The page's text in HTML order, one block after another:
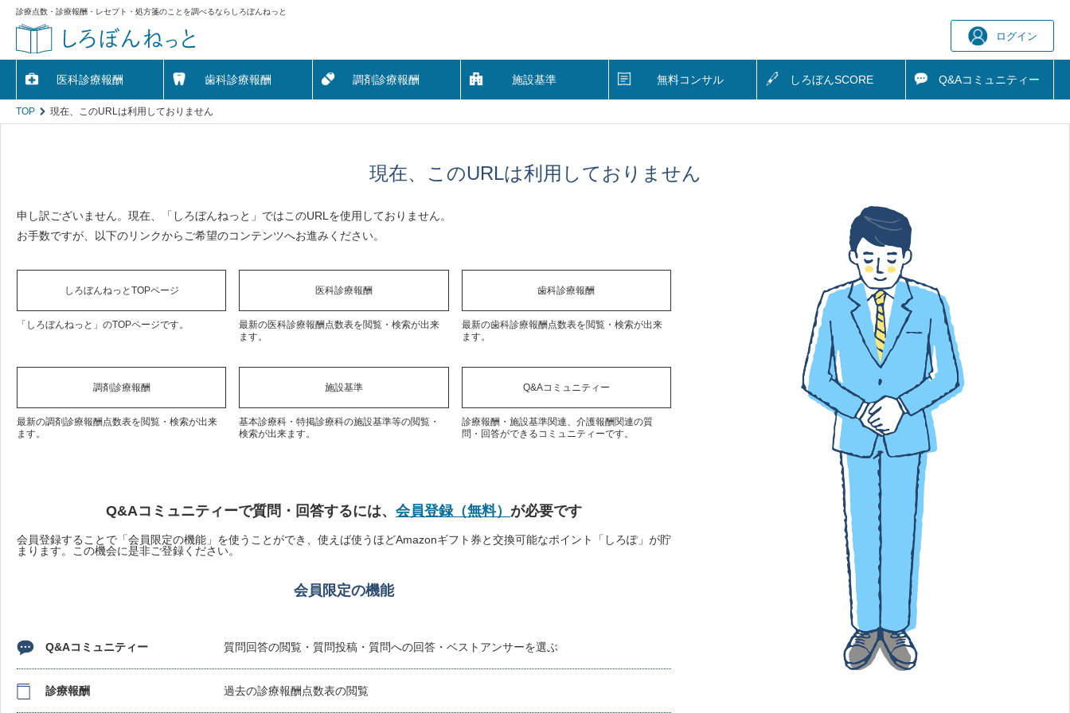
診療点数・診療報酬・レセプト・処方箋のことを調べるならしろぼんねっと
ログイン
医科診療報酬 歯科診療報酬 調剤診療報酬 施設基準 無料コンサル しろぼんSCORE Q&Aコミュニティー
TOP 現在、このURLは利用しておりません
現在、このURLは利用しておりません
申し訳ございません。現在、「しろぼんねっと」ではこのURLを使用しておりません。
お手数ですが、以下のリンクからご希望のコンテンツへお進みください。
しろぼんねっとTOPページ
「しろぼんねっと」のTOPページです。
医科診療報酬
最新の医科診療報酬点数表を閲覧・検索が出来
ます。
歯科診療報酬
最新の歯科診療報酬点数表を閲覧・検索が出来
ます。
調剤診療報酬
最新の調剤診療報酬点数表を閲覧・検索が出来
ます。
施設基準
基本診療科・特掲診療科の施設基準等の閲覧・
検索が出来ます。
Q&Aコミュニティー
診療報酬・施設基準関連、介護報酬関連の質
問・回答ができるコミュニティーです。
Q&Aコミュニティーで質問・回答するには、 会員登録（無料） が必要です
会員登録することで「会員限定の機能」を使うことができ、使えば使うほどAmazonギフト券と交換可能なポイント「しろぽ」が貯
まります。この機会に是非ご登録ください。
会員限定の機能
Q&Aコミュニティー 質問回答の閲覧・質問投稿・質問への回答・ベストアンサーを選ぶ
診療報酬 過去の診療報酬点数表の閲覧